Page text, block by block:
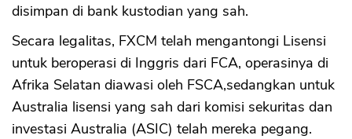
disimpan di bank kustodian yang sah.
Secara legalitas, FXCM telah mengantongi Lisensi
untuk beroperasi di Inggris dari FCA, operasinya di
Afrika Selatan diawasi oleh FSCA,sedangkan untuk
Australia lisensi yang sah dari komisi sekuritas dan
investasi Australia (ASIC) telah mereka pegang.